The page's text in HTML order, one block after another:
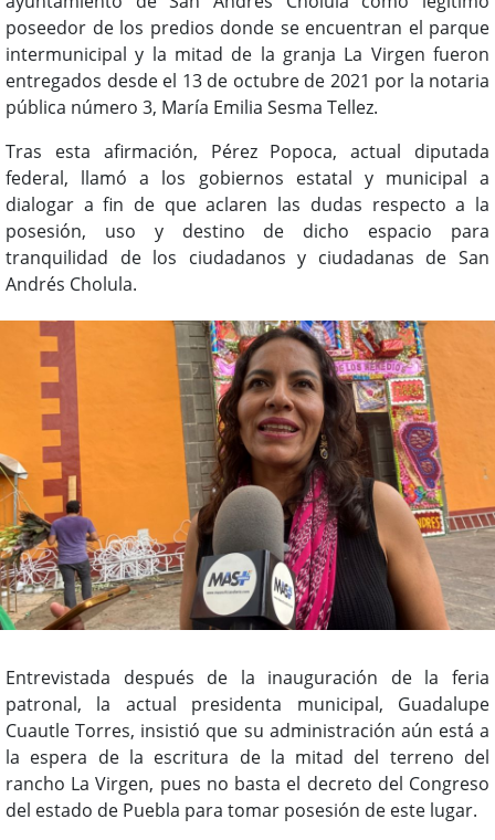
poseedor de los predios donde se encuentran el parque
intermunicipal y la mitad de la granja La Virgen fueron
entregados desde el 13 de octubre de 2021 por la notaria
pública número 3, María Emilia Sesma Tellez.
Tras esta afirmación, Pérez Popoca, actual diputada
federal, llamó a los gobiernos estatal y municipal a
dialogar a fin de que aclaren las dudas respecto a la
posesión, uso y destino de dicho espacio para
tranquilidad de los ciudadanos y ciudadanas de San
Andrés Cholula.
Entrevistada después de la inauguración de la feria
patronal, la actual presidenta municipal, Guadalupe
Cuautle Torres, insistió que su administración aún está a
la espera de la escritura de la mitad del terreno del
rancho La Virgen, pues no basta el decreto del Congreso
del estado de Puebla para tomar posesión de este lugar.